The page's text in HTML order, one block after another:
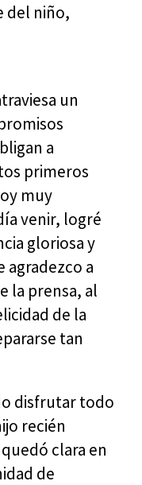
del niño,
un
a
primeros
muy
venir, logré
gloriosa y
agradezco a
la prensa, al
de la
tan
disfrutar todo
recién
clara en
de